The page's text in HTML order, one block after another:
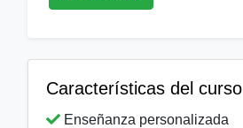
Características del curso
Enseñanza personalizada